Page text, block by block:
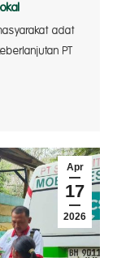
adat
PT
Apr
17
2026